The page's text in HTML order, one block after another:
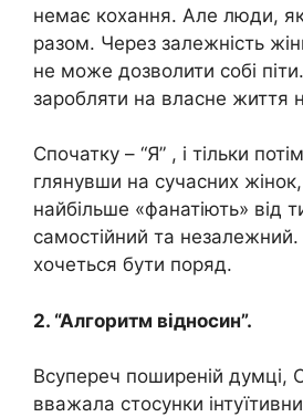
немає кохання. Але люди, як
разом. Через залежність
не може дозволити собі
заробляти на власне життя
Спочатку – “Я” , і тільки
глянувши на сучасних
найбільше «фанатіють» від
самостійний та
хочеться бути поряд.
2. “Алгоритм відносин”.
Всупереч поширеній думці,
вважала стосунки